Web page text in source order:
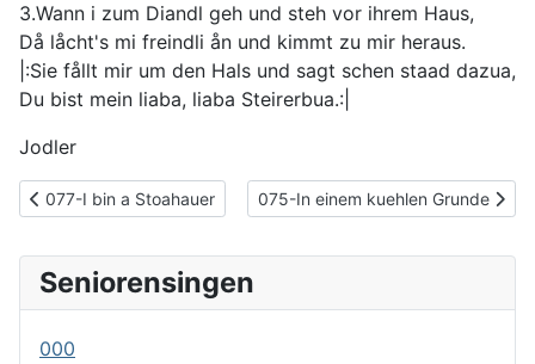
3.Wann i zum Diandl geh und steh vor ihrem Haus,
Då låcht's mi freindli ån und kimmt zu mir heraus.
|:Sie fållt mir um den Hals und sagt schen staad dazua,
Du bist mein liaba, liaba Steirerbua.:|
Jodler
Vorheriger Beitrag: 077-I bin a Stoahauer
077-I bin a Stoahauer Nächster Beitrag: 075-In einem
075-In einem kuehlen Grunde
Seniorensingen
000